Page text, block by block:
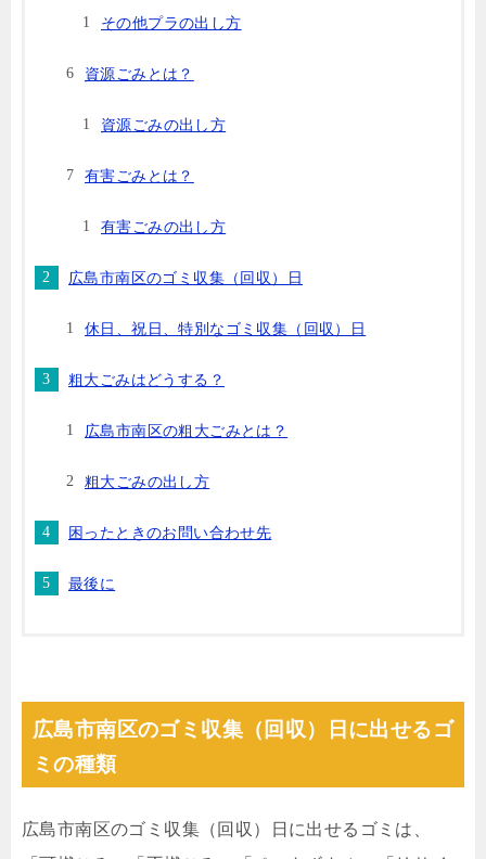
その他プラの出し方
資源ごみとは？
資源ごみの出し方
有害ごみとは？
有害ごみの出し方
広島市南区のゴミ収集（回収）日
休日、祝日、特別なゴミ収集（回収）日
粗大ごみはどうする？
広島市南区の粗大ごみとは？
粗大ごみの出し方
困ったときのお問い合わせ先
最後に
広島市南区のゴミ収集（回収）日に出せるゴ
ミの種類
広島市南区のゴミ収集（回収）日に出せるゴミは、